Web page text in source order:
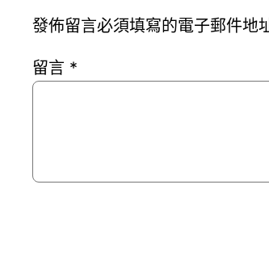
發佈留言必須填寫的電子郵件地
留言 *